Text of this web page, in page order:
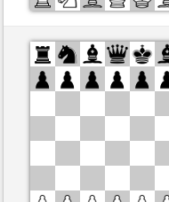
Zwart
Tryer (1212)
Wit